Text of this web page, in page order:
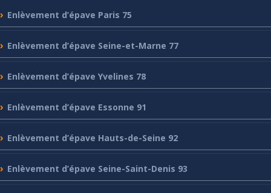
Enlèvement d’épave Paris 75
Enlèvement d’épave Seine-et-Marne 77
Enlèvement d’épave Yvelines 78
Enlèvement d’épave Essonne 91
Enlèvement d’épave Hauts-de-Seine 92
Enlèvement d’épave Seine-Saint-Denis 93